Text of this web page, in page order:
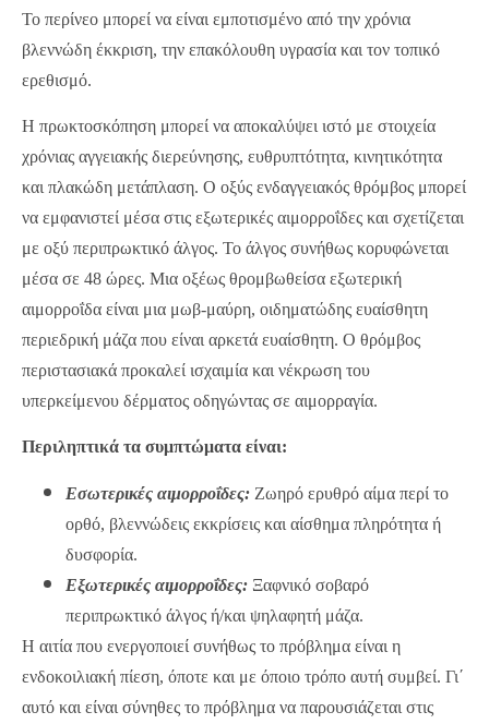
Το περίνεο μπορεί να είναι εμποτισμένο από την χρόνια
βλεννώδη έκκριση, την επακόλουθη υγρασία και τον τοπικό
ερεθισμό.
Η πρωκτοσκόπηση μπορεί να αποκαλύψει ιστό με στοιχεία
χρόνιας αγγειακής διερεύνησης, ευθρυπτότητα, κινητικότητα
και πλακώδη μετάπλαση. Ο οξύς ενδαγγειακός θρόμβος μπορεί
να εμφανιστεί μέσα στις εξωτερικές αιμορροΐδες και σχετίζεται
με οξύ περιπρωκτικό άλγος. Το άλγος συνήθως κορυφώνεται
μέσα σε 48 ώρες. Μια οξέως θρομβωθείσα εξωτερική
αιμορροΐδα είναι μια μωβ-μαύρη, οιδηματώδης ευαίσθητη
περιεδρική μάζα που είναι αρκετά ευαίσθητη. Ο θρόμβος
περιστασιακά προκαλεί ισχαιμία και νέκρωση του
υπερκείμενου δέρματος οδηγώντας σε αιμορραγία.
Περιληπτικά τα συμπτώματα είναι:
Εσωτερικές αιμορροΐδες: Ζωηρό ερυθρό αίμα περί το
ορθό, βλεννώδεις εκκρίσεις και αίσθημα πληρότητα ή
δυσφορία.
Εξωτερικές αιμορροΐδες: Ξαφνικό σοβαρό
περιπρωκτικό άλγος ή/και ψηλαφητή μάζα.
Η αιτία που ενεργοποιεί συνήθως το πρόβλημα είναι η
ενδοκοιλιακή πίεση, όποτε και με όποιο τρόπο αυτή συμβεί. Γι΄
αυτό και είναι σύνηθες το πρόβλημα να παρουσιάζεται στις